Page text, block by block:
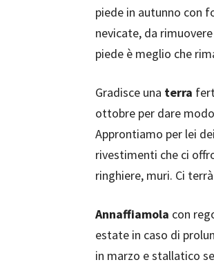
piede in autunno con
nevicate, da
piede è meglio che
Gradisce una terra
ottobre per dare
Approntiamo per lei dei
rivestimenti che ci
ringhiere, muri. Ci
Annaffiamola con
estate in caso di
in marzo e stallatico